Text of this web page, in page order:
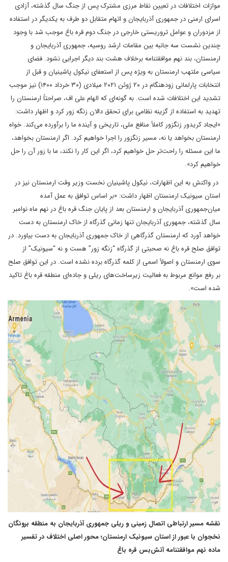
موازات اختلافات در تعیین نقاط مرزی مشترک پس از جنگ سال گذشته، آزادی
اسرای ارمنی در جمهوری آذربایجان و اتهام متقابل دو طرف به یکدیگر در استفاده
از مزدوران و عوامل تروریستی خارجی در جنگ دوم قره باغ موجب شد با وجود
چندین نشست سه جانبه بین مقامات ارشد روسیه، جمهوری آذربایجان و
ارمنستان، بند نهم موافقتنامه برخلاف هشت بند دیگر اجرایی نشود. فضای
سیاسی ملتهب ارمنستان به ویژه پس از استعفای نیکول پاشینیان و قبل از
انتخابات پارلمانی زودهنگام در ۲۰ ژوئن ۲۰۲۱ میلادی (۳۰ خرداد ۱۴۰۰) نیز موجب
تشدید این اختلافات شده است. به گونه‌‌ای که الهام علی اف، صراحتاً ارمنستان را
تهدید به استفاده از گزینه نظامی برای تحقق دالان زنگه زور کرد و اظهار داشت:
«ایجاد کریدور زنگزور کاملاً منافع ملی، تاریخی و آینده ما را برآورده می‌کند. خواه
ارمنستان بخواهد یا نه، مسیر زنگزور را اجرا خواهیم کرد. اگر ارمنستان بخواهد،
ما این مسئله را راحت‌‌‌تر حل خواهیم کرد، اگر این کار را نکند، ما با زور آن را حل
خواهیم کرد».
‌‌‌‌ در واکنش به این اظهارات، نیکول پاشینیان نخست وزیر وقت ارمنستان نیز در
استان سیونیک ارمنستان اظهار داشت: «بر اساس توافق به عمل آمده
میان‌جمهوری آذربایجان و ارمنستان بعد از پایان جنگ قره باغ در نهم ماه نوامبر
سال گذشته، جمهوری آذربایجان تنها زمانی گذرگاه از خاک ارمنستان به دست
خواهد آورد که ارمنستان گذرگاهی از خاک جمهوری آذربایجان به دست بیاورد. در
توافق صلح قره باغ نه صحبتی از گذرگاه “زنگه زور” هست و نه “سیونیک” از
سوی ارمنستان و اصولاً اسمی از کلمه گذرگاه برده نشده است. در این توافق صلح
بر رفع موانع مربوط به فعالیت زیرساخت‌های ریلی و جاده‌ای منطقه قره باغ تاکید
شده است».
نقشه مسیر ارتباطی اتصال زمینی و ریلی جمهوری آذربایجان به منطقه برونگان
نخجوان با عبور از استان‌‌‌‌‌‌‌‌‌‌ سیونیک ارمنستان؛ محور اصلی اختلاف در تفسیر
ماده نهم موافقتنامه ‌‌آتش‌بس قره باغ